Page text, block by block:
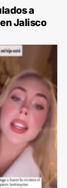
a
Jalisco